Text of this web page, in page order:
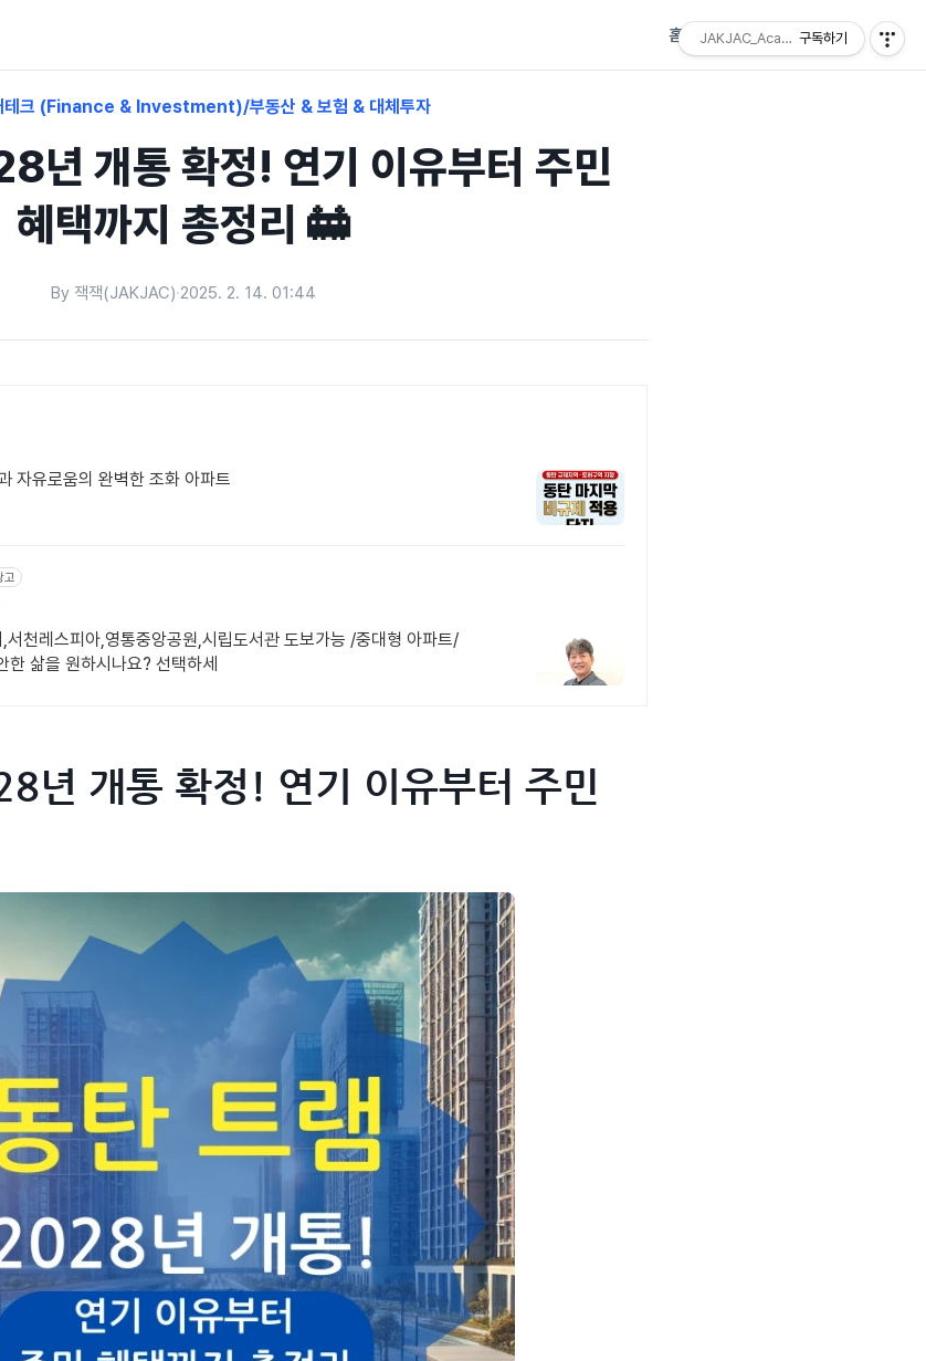
홈 태그방명록
테크 (Finance & Investment)/부동산 & 보험 & 대체투자
년 개통 확정! 연기 이유부터 주민
혜택까지 총정리 🚋
By 잭잭(JAKJAC)·2025. 2. 14. 01:44
동탄 마지막 비규제 적용단지! 편리함과 자유로움의 완벽한 조화 아파트
고
천레스피아,영통중앙공원,시립도서관 도보가능 /중대형 아파트/
삶을 원하시나요? 선택하세
년 개통 확정! 연기 이유부터 주민
JAKJAC_Academy구독하기